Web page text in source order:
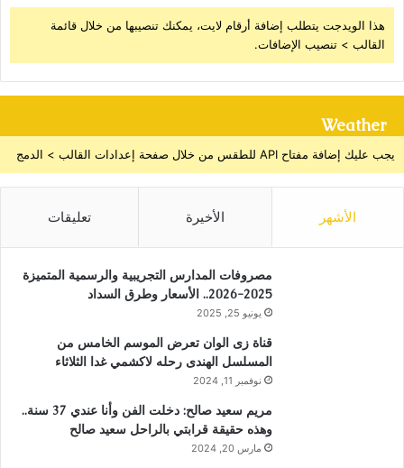
هذا الويدجت يتطلب إضافة أرقام لايت، يمكنك تنصيبها من خلال قائمة
القالب > تنصيب الإضافات.
Weather
يجب عليك إضافة مفتاح API للطقس من خلال صفحة إعدادات القالب > الدمج
الأشهر الأخيرة تعليقات
مصروفات المدارس التجريبية والرسمية المتميزة
2025-2026.. الأسعار وطرق السداد
يونيو 25, 2025
قناة زى الوان تعرض الموسم الخامس من
المسلسل الهندى رحله لاكشمي غدا الثلاثاء
نوفمبر 11, 2024
مريم سعيد صالح: دخلت الفن وأنا عندي 37 سنة..
وهذه حقيقة قرابتي بالراحل سعيد صالح
مارس 20, 2024